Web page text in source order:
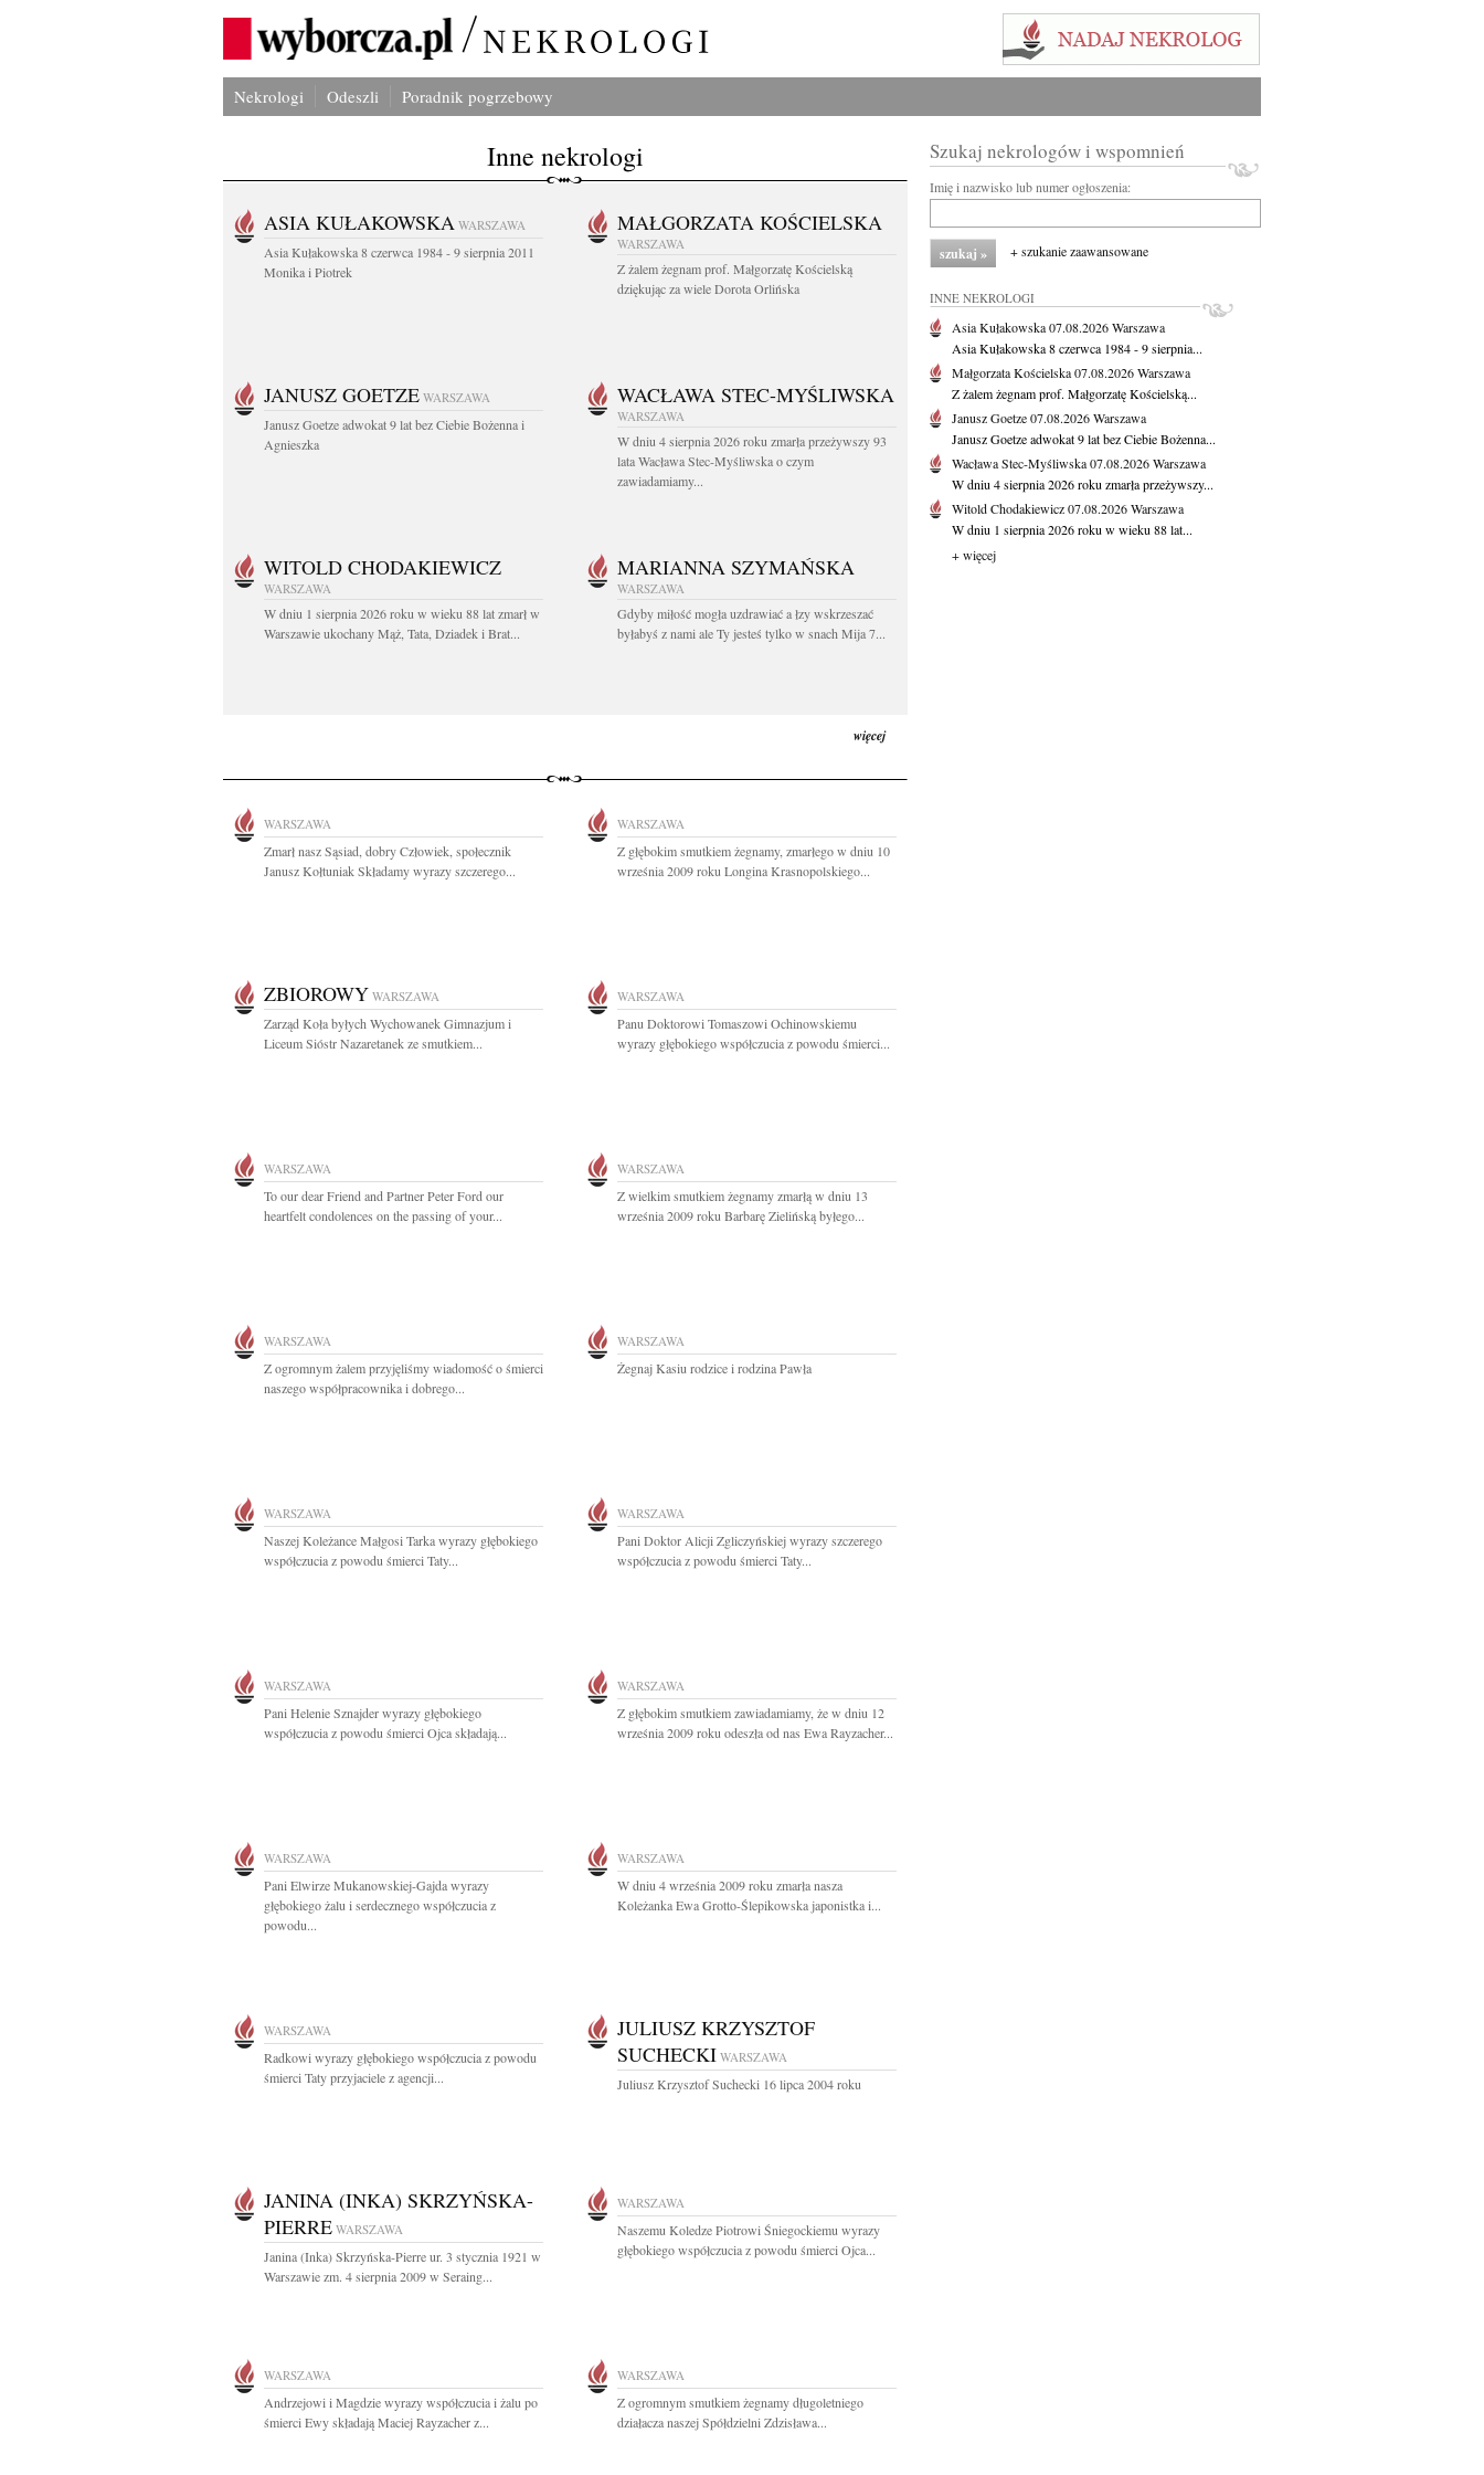
Nekrologi Odeszli Poradnik pogrzebowy
Inne nekrologi
ASIA KUŁAKOWSKA WARSZAWA
Asia Kułakowska 8 czerwca 1984 - 9 sierpnia 2011
Monika i Piotrek
MAŁGORZATA KOŚCIELSKA
WARSZAWA
Z żalem żegnam prof. Małgorzatę Kościelską
dziękując za wiele Dorota Orlińska
JANUSZ GOETZE WARSZAWA
Janusz Goetze adwokat 9 lat bez Ciebie Bożenna i
Agnieszka
WACŁAWA STEC-MYŚLIWSKA
WARSZAWA
W dniu 4 sierpnia 2026 roku zmarła przeżywszy 93
lata Wacława Stec-Myśliwska o czym
zawiadamiamy...
WITOLD CHODAKIEWICZ
WARSZAWA
W dniu 1 sierpnia 2026 roku w wieku 88 lat zmarł w
Warszawie ukochany Mąż, Tata, Dziadek i Brat...
MARIANNA SZYMAŃSKA
WARSZAWA
Gdyby miłość mogła uzdrawiać a łzy wskrzeszać
byłabyś z nami ale Ty jesteś tylko w snach Mija 7...
więcej
WARSZAWA
Zmarł nasz Sąsiad, dobry Człowiek, społecznik
Janusz Kołtuniak Składamy wyrazy szczerego...
WARSZAWA
Z głębokim smutkiem żegnamy, zmarłego w dniu 10
września 2009 roku Longina Krasnopolskiego...
ZBIOROWY WARSZAWA
Zarząd Koła byłych Wychowanek Gimnazjum i
Liceum Sióstr Nazaretanek ze smutkiem...
WARSZAWA
Panu Doktorowi Tomaszowi Ochinowskiemu
wyrazy głębokiego współczucia z powodu śmierci...
WARSZAWA
To our dear Friend and Partner Peter Ford our
heartfelt condolences on the passing of your...
WARSZAWA
Z wielkim smutkiem żegnamy zmarłą w dniu 13
września 2009 roku Barbarę Zielińską byłego...
WARSZAWA
Z ogromnym żalem przyjęliśmy wiadomość o śmierci
naszego współpracownika i dobrego...
WARSZAWA
Żegnaj Kasiu rodzice i rodzina Pawła
WARSZAWA
Naszej Koleżance Małgosi Tarka wyrazy głębokiego
współczucia z powodu śmierci Taty...
WARSZAWA
Pani Doktor Alicji Zgliczyńskiej wyrazy szczerego
współczucia z powodu śmierci Taty...
WARSZAWA
Pani Helenie Sznajder wyrazy głębokiego
współczucia z powodu śmierci Ojca składają...
WARSZAWA
Z głębokim smutkiem zawiadamiamy, że w dniu 12
września 2009 roku odeszła od nas Ewa Rayzacher...
WARSZAWA
Pani Elwirze Mukanowskiej-Gajda wyrazy
głębokiego żalu i serdecznego współczucia z
powodu...
WARSZAWA
W dniu 4 września 2009 roku zmarła nasza
Koleżanka Ewa Grotto-Ślepikowska japonistka i...
WARSZAWA
Radkowi wyrazy głębokiego współczucia z powodu
śmierci Taty przyjaciele z agencji...
JULIUSZ KRZYSZTOF
SUCHECKI WARSZAWA
Juliusz Krzysztof Suchecki 16 lipca 2004 roku
JANINA (INKA) SKRZYŃSKA-
PIERRE WARSZAWA
Janina (Inka) Skrzyńska-Pierre ur. 3 stycznia 1921 w
Warszawie zm. 4 sierpnia 2009 w Seraing...
WARSZAWA
Naszemu Koledze Piotrowi Śniegockiemu wyrazy
głębokiego współczucia z powodu śmierci Ojca...
WARSZAWA
Andrzejowi i Magdzie wyrazy współczucia i żalu po
śmierci Ewy składają Maciej Rayzacher z...
WARSZAWA
Z ogromnym smutkiem żegnamy długoletniego
działacza naszej Spółdzielni Zdzisława...
Szukaj nekrologów i wspomnień
Imię i nazwisko lub numer ogłoszenia:
+ szukanie zaawansowane
INNE NEKROLOGI
Asia Kułakowska07.08.2026Warszawa
Asia Kułakowska 8 czerwca 1984 - 9 sierpnia...
Małgorzata Kościelska07.08.2026Warszawa
Z żalem żegnam prof. Małgorzatę Kościelską...
Janusz Goetze07.08.2026Warszawa
Janusz Goetze adwokat 9 lat bez Ciebie Bożenna...
Wacława Stec-Myśliwska07.08.2026Warszawa
W dniu 4 sierpnia 2026 roku zmarła przeżywszy...
Witold Chodakiewicz07.08.2026Warszawa
W dniu 1 sierpnia 2026 roku w wieku 88 lat...
+ więcej